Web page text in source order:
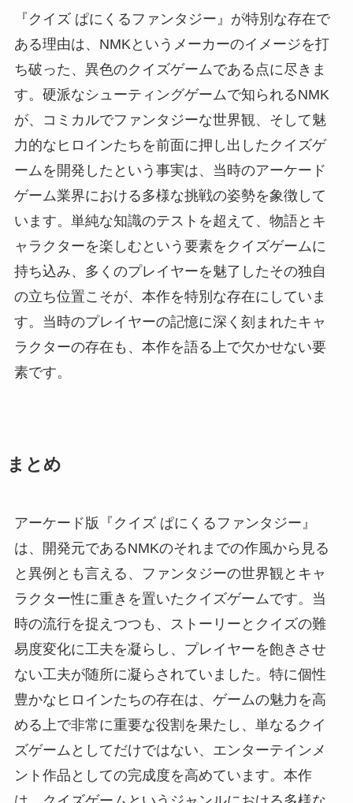
『クイズ ぱにくるファンタジー』が特別な存在で
ある理由は、NMKというメーカーのイメージを打
ち破った、異色のクイズゲームである点に尽きま
す。硬派なシューティングゲームで知られるNMK
が、コミカルでファンタジーな世界観、そして魅
力的なヒロインたちを前面に押し出したクイズゲ
ームを開発したという事実は、当時のアーケード
ゲーム業界における多様な挑戦の姿勢を象徴して
います。単純な知識のテストを超えて、物語とキ
ャラクターを楽しむという要素をクイズゲームに
持ち込み、多くのプレイヤーを魅了したその独自
の立ち位置こそが、本作を特別な存在にしていま
す。当時のプレイヤーの記憶に深く刻まれたキャ
ラクターの存在も、本作を語る上で欠かせない要
素です。
まとめ
アーケード版『クイズ ぱにくるファンタジー』
は、開発元であるNMKのそれまでの作風から見る
と異例とも言える、ファンタジーの世界観とキャ
ラクター性に重きを置いたクイズゲームです。当
時の流行を捉えつつも、ストーリーとクイズの難
易度変化に工夫を凝らし、プレイヤーを飽きさせ
ない工夫が随所に凝らされていました。特に個性
豊かなヒロインたちの存在は、ゲームの魅力を高
める上で非常に重要な役割を果たし、単なるクイ
ズゲームとしてだけではない、エンターテインメ
ント作品としての完成度を高めています。本作